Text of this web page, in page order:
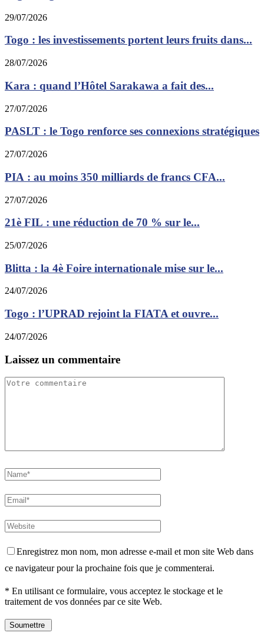
29/07/2026
Togo : les investissements portent leurs fruits dans...
28/07/2026
Kara : quand l’Hôtel Sarakawa a fait des...
27/07/2026
PASLT : le Togo renforce ses connexions stratégiques
27/07/2026
PIA : au moins 350 milliards de francs CFA...
27/07/2026
21è FIL : une réduction de 70 % sur le...
25/07/2026
Blitta : la 4è Foire internationale mise sur le...
24/07/2026
Togo : l’UPRAD rejoint la FIATA et ouvre...
24/07/2026
Laissez un commentaire
Enregistrez mon nom, mon adresse e-mail et mon site Web dans
ce navigateur pour la prochaine fois que je commenterai.
* En utilisant ce formulaire, vous acceptez le stockage et le
traitement de vos données par ce site Web.